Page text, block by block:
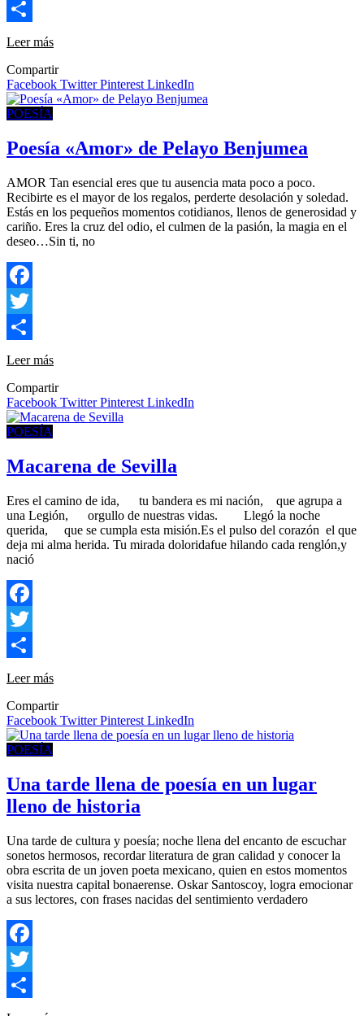
Twitter
Compartir
Leer más
Compartir
Facebook TwitterPinterest LinkedIn
POESÍA
Poesía «Amor» de Pelayo Benjumea
AMOR Tan esencial eres que tu ausencia mata poco a poco.
Recibirte es el mayor de los regalos, perderte desolación y soledad.
Estás en los pequeños momentos cotidianos, llenos de generosidad y
cariño. Eres la cruz del odio, el culmen de la pasión, la magia en el
deseo…Sin ti, no
Facebook
Twitter
Compartir
Leer más
Compartir
Facebook TwitterPinterest LinkedIn
POESÍA
Macarena de Sevilla
Eres el camino de ida, tu bandera es mi nación, que agrupa a
una Legión, orgullo de nuestras vidas. Llegó la noche
querida, que se cumpla esta misión.Es el pulso del corazón el que
deja mi alma herida. Tu mirada doloridafue hilando cada renglón,y
nació
Facebook
Twitter
Compartir
Leer más
Compartir
Facebook TwitterPinterest LinkedIn
POESÍA
Una tarde llena de poesía en un lugar
lleno de historia
Una tarde de cultura y poesía; noche llena del encanto de escuchar
sonetos hermosos, recordar literatura de gran calidad y conocer la
obra escrita de un joven poeta mexicano, quien en estos momentos
visita nuestra capital bonaerense. Oskar Santoscoy, logra emocionar
a sus lectores, con frases nacidas del sentimiento verdadero
Facebook
Twitter
Compartir